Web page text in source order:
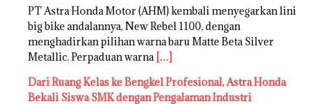
PT Astra Honda Motor (AHM) kembali menyegarkan lini
big bike andalannya, New Rebel 1100, dengan
menghadirkan pilihan warna baru Matte Beta Silver
Metallic. Perpaduan warna […]
Dari Ruang Kelas ke Bengkel Profesional, Astra Honda
Bekali Siswa SMK dengan Pengalaman Industri